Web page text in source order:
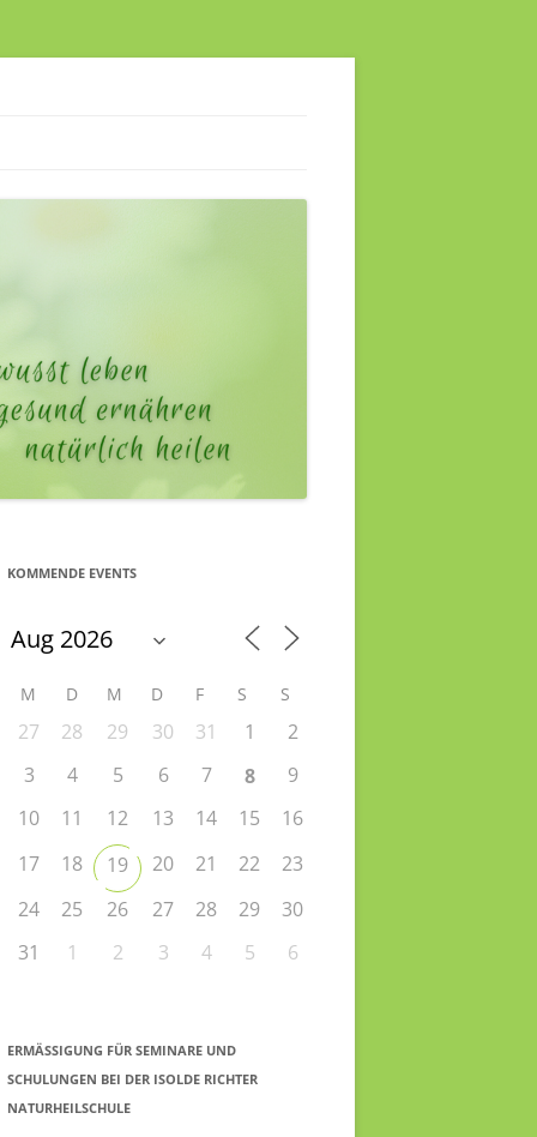
KOMMENDE EVENTS
M D M D F S S
27 28 29 30 31 1
2
3
4 5 6 7 8
9
10
11 12 13 14 15
16
17
18 19 20 21 22
23
24
25 26 27 28 29
30
31
1 2 3 4 5 6
ERMÄSSIGUNG FÜR SEMINARE UND S
CHULUNGEN BEI DER ISOLDE RICHTER N
ATURHEILSCHULE